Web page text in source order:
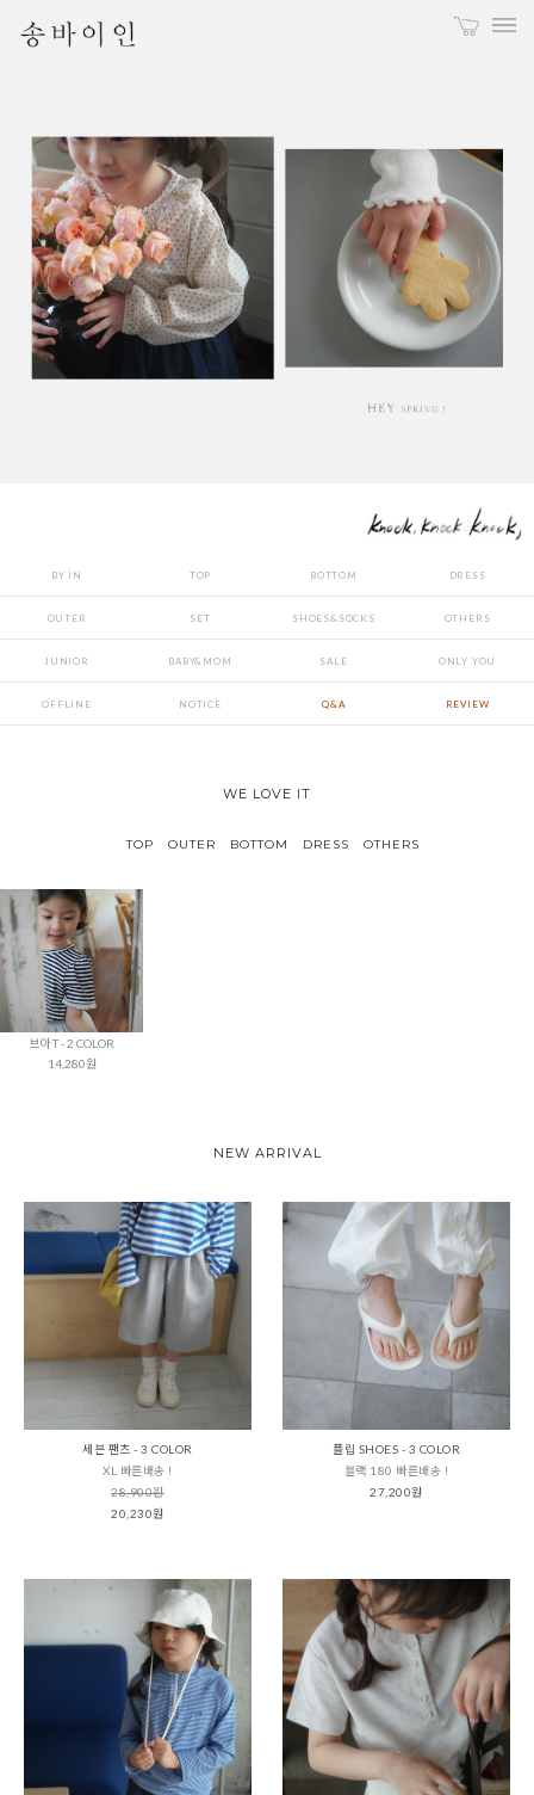
BY IN TOP BOTTOM DRESS
OUTER SET SHOES&SOCKS OTHERS
JUNIOR BABY&MOM SALE ONLY YOU
OFFLINE NOTICE Q&A REVIEW
WE LOVE IT
TOP OUTER BOTTOM DRESS OTHERS
브아 T - 2 COLOR
14,280원
NEW ARRIVAL
세븐 팬츠 - 3 COLOR
XL 빠른배송 !
28,900원
20,230원
플립 SHOES - 3 COLOR
블랙 180 빠른배송 !
27,200원